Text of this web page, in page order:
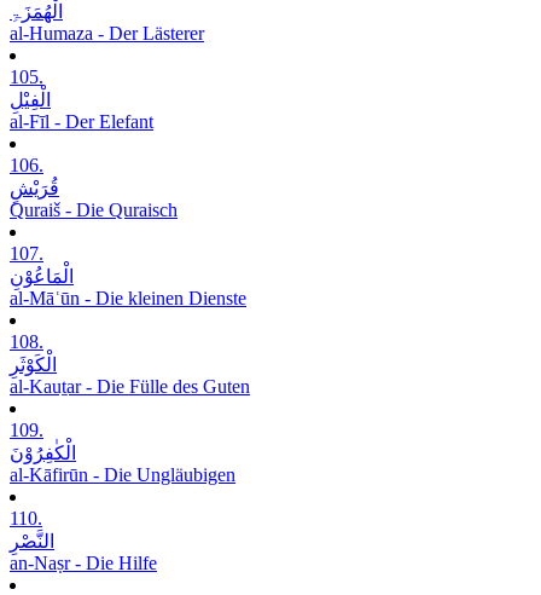
الْھُمَزَۃِ
al-Humaza - Der Lästerer
105.
الْفِیْلِ
al-Fīl - Der Elefant
106.
قُرَیْشٍ
Quraiš - Die Quraisch
107.
الْمَاعُوْنِ
al-Māʿūn - Die kleinen Dienste
108.
الْکَوْثَرِ
al-Kauṯar - Die Fülle des Guten
109.
الْکٰفِرُوْنَ
al-Kāfirūn - Die Ungläubigen
110.
النَّصْرِ
an-Naṣr - Die Hilfe